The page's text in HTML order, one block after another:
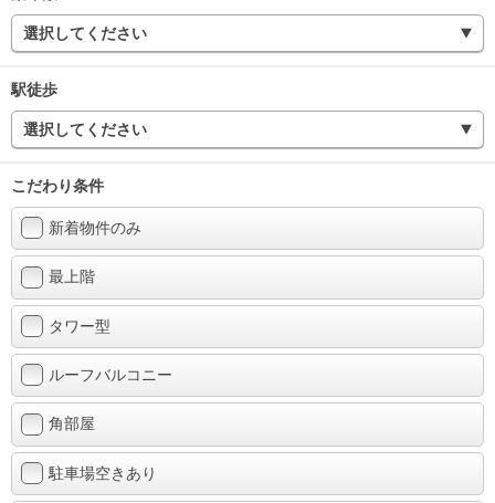
選択してください
駅徒歩
選択してください
こだわり条件
新着物件のみ
最上階
タワー型
ルーフバルコニー
角部屋
駐車場空きあり